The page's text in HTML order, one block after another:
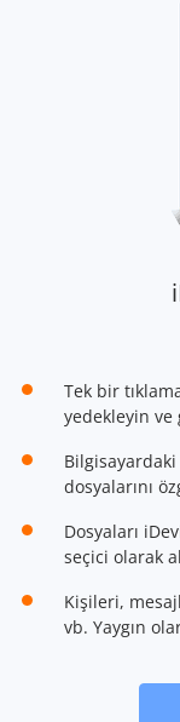
Tek bir
yedekleyin ve
dosyalarını
Dosyaları
seçici olarak
Kişileri,
vb. Yaygın